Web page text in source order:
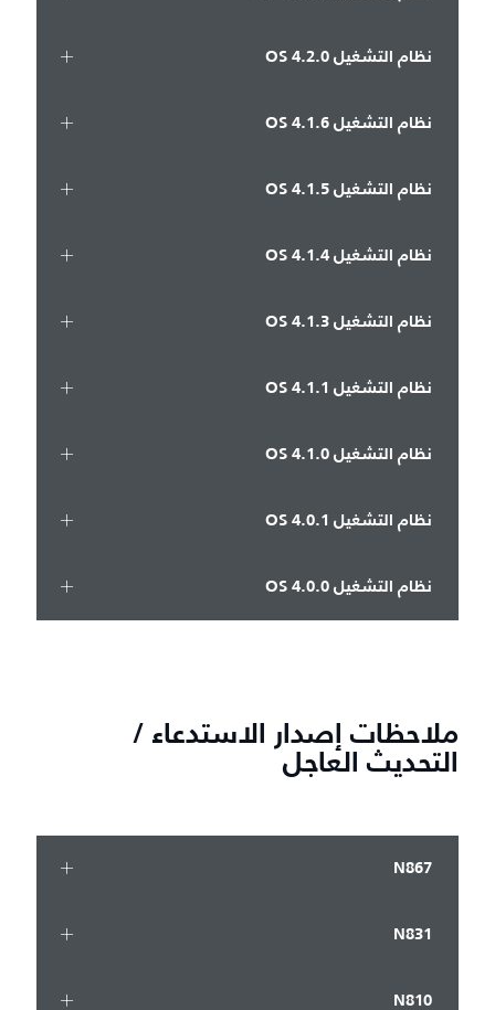
نظام التشغيل OS 4.2.0
نظام التشغيل OS 4.1.6
نظام التشغيل OS 4.1.5
نظام التشغيل OS 4.1.4
نظام التشغيل OS 4.1.3
نظام التشغيل OS 4.1.1
نظام التشغيل OS 4.1.0
نظام التشغيل OS 4.0.1
نظام التشغيل OS 4.0.0
ملاحظات إصدار الاستدعاء /
التحديث العاجل
N867
N831
N810